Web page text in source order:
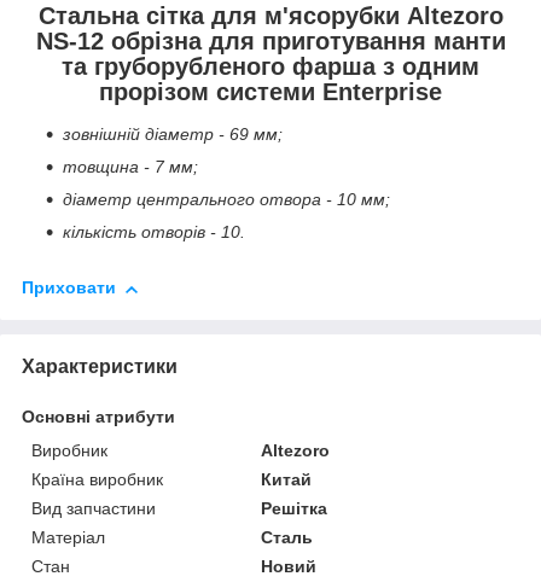
Стальна сітка для м'ясорубки Altezoro
NS-12 обрізна для приготування манти
та груборубленого фарша з одним
прорізом системи Enterprise
зовнішній діаметр - 69 мм;
товщина - 7 мм;
діаметр центрального отвора - 10 мм;
кількість отворів - 10.
Приховати
Характеристики
Основні атрибути
Виробник
Altezoro
Країна виробник
Китай
Вид запчастини
Решітка
Матеріал
Сталь
Стан
Новий